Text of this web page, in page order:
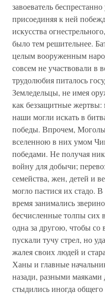
завоеватель
присоединяя к ней
искусства
было тем решительнее.
целым вооруженным
совсем не участвовали в
трудолюбия питалось
Земледельцы, не имея
как беззащитные
наши могли искать в
победы. Впрочем,
вселенною в них умом
победами. Не получая
войну для добычи;
семейства, жен, детей и
могло пастися их стадо.
время занимались
бесчисленные толпы сих
одна за другою, чтобы со
пускали тучу стрел, но
жалея своих людей и
Ханы и главные
назади, разными маяками
стыдились иногда